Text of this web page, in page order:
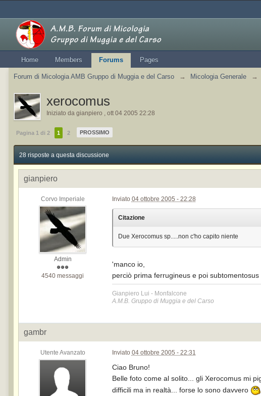
Home Members Forums Pages
Forum di Micologia AMB Gruppo di Muggia e del Carso → Micologia Generale →
xerocomus
Iniziato da gianpiero , ott 04 2005 22:28
Pagina 1 di 2 1 2 PROSSIMO
28 risposte a questa discussione
gianpiero
Corvo Imperiale
Admin
4540 messaggi
Inviato 04 ottobre 2005 - 22:28
Citazione
Due Xerocomus sp.....non c'ho capito niente
'manco io,
perciò prima ferrugineus e poi subtomentosus
Gianpiero Lui - Monfalcone
A.M.B. Gruppo di Muggia e del Carso
gambr
Utente Avanzato Inviato 04 ottobre 2005 - 22:31
Ciao Bruno!
Belle foto come al solito... gli Xerocomus mi
difficili ma in realtà... forse lo sono davvero